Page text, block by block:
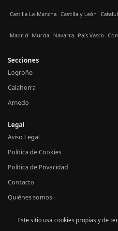
Castilla La-Mancha Castilla y León
Madrid Murcia Navarra País Vasco
Secciones
Logroño
Calahorra
Arnedo
Legal
Aviso Legal
Política de Cookies
Política de Privacidad
Contacto
Quiénes somos
© 2026 24h
Este sitio usa cookies propias y de